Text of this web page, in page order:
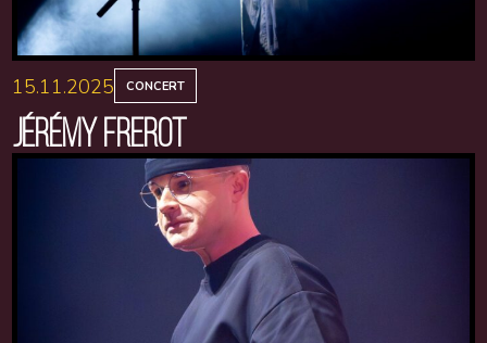
15.11.2025 CONCERT
JÉRÉMY FREROT